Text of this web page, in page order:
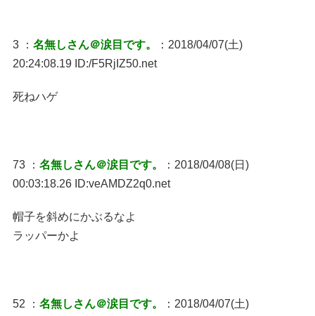
3 ： 名無しさん＠涙目です。
：2018/04/07(土)
20:24:08.19 ID:/F5RjIZ50.net
死ねハゲ
73 ： 名無しさん＠涙目です。
：2018/04/08(日)
00:03:18.26 ID:veAMDZ2q0.net
帽子を斜めにかぶるなよ
ラッパーかよ
52 ： 名無しさん＠涙目です。
：2018/04/07(土)